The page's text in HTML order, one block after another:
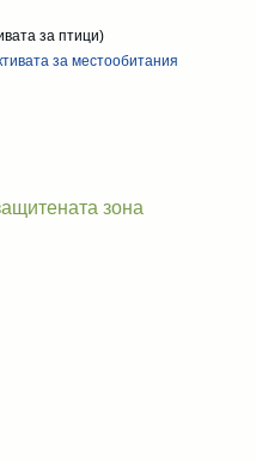
за птици)
за местообитания
зона